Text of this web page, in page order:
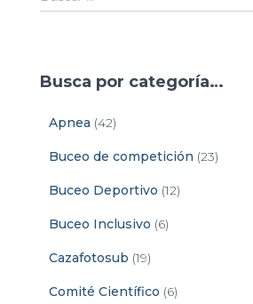
Busca por categoría…
Apnea (42)
Buceo de competición (23)
Buceo Deportivo (12)
Buceo Inclusivo (6)
Cazafotosub (19)
Comité Científico (6)